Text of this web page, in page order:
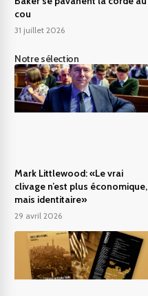
cou
31 juillet 2026
Notre sélection
Mark Littlewood: «Le vrai
clivage n’est plus économique,
mais identitaire»
29 avril 2026